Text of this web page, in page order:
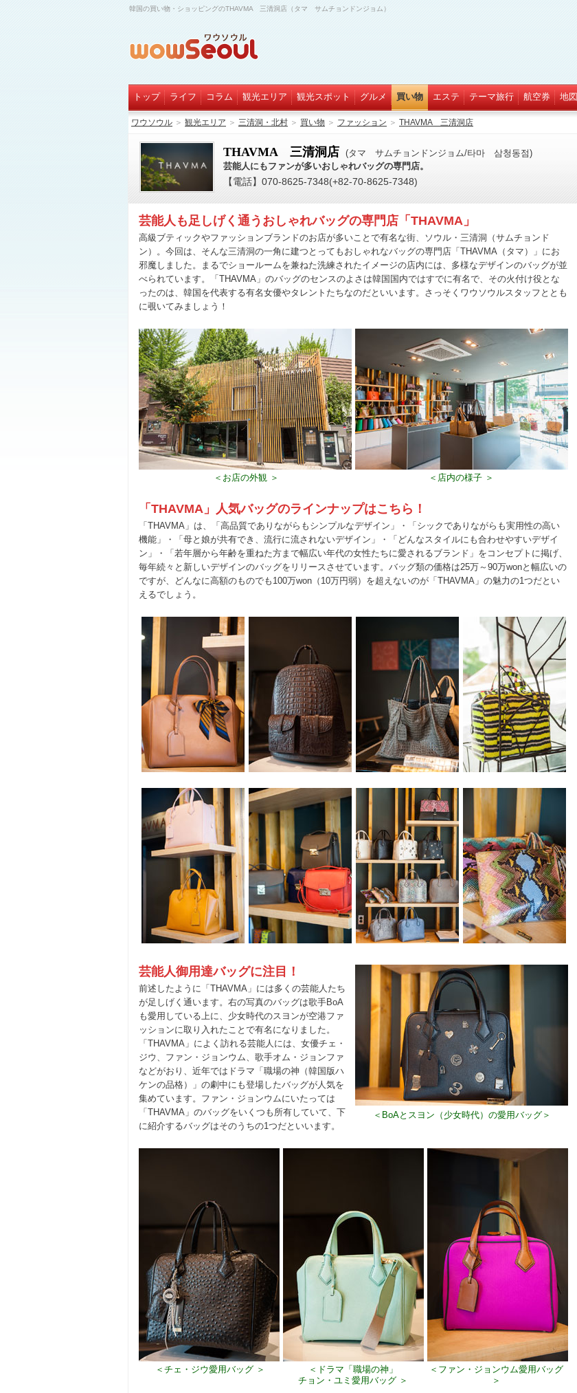
韓国の買い物・ショッピングのTHAVMA 三清洞店（タマ サムチョンドンジョム）
トップ ライフ コラム 観光エリア 観光スポット グルメ 買い物 エステ テーマ旅行 航空券 地図
ワウソウル ＞ 観光エリア ＞ 三清洞・北村 ＞ 買い物 ＞ ファッション ＞ THAVMA 三清洞店
THAVMA 三清洞店 (タマ サムチョンドンジョム/타마 삼청동점)
芸能人にもファンが多いおしゃれバッグの専門店。
【電話】070-8625-7348(+82-70-8625-7348)
芸能人も足しげく通うおしゃれバッグの専門店「THAVMA」
高級ブティックやファッションブランドのお店が多いことで有名な街、ソウル・三清洞（サムチョンド
ン）。今回は、そんな三清洞の一角に建つとってもおしゃれなバッグの専門店「THAVMA（タマ）」にお
邪魔しました。まるでショールームを兼ねた洗練されたイメージの店内には、多様なデザインのバッグが並
べられています。「THAVMA」のバッグのセンスのよさは韓国国内ではすでに有名で、その火付け役とな
ったのは、韓国を代表する有名女優やタレントたちなのだといいます。さっそくワウソウルスタッフととも
に覗いてみましょう！
＜お店の外観 ＞ ＜店内の様子 ＞
「THAVMA」人気バッグのラインナップはこちら！
「THAVMA」は、「高品質でありながらもシンプルなデザイン」・「シックでありながらも実用性の高い
機能」・「母と娘が共有でき、流行に流されないデザイン」・「どんなスタイルにも合わせやすいデザイ
ン」・「若年層から年齢を重ねた方まで幅広い年代の女性たちに愛されるブランド」をコンセプトに掲げ、
毎年続々と新しいデザインのバッグをリリースさせています。バッグ類の価格は25万～90万wonと幅広いの
ですが、どんなに高額のものでも100万won（10万円弱）を超えないのが「THAVMA」の魅力の1つだとい
えるでしょう。
＜BoAとスヨン（少女時代）の愛用バッグ＞
芸能人御用達バッグに注目！
前述したように「THAVMA」には多くの芸能人たち
が足しげく通います。右の写真のバッグは歌手BoA
も愛用している上に、少女時代のスヨンが空港ファ
ッションに取り入れたことで有名になりました。
「THAVMA」によく訪れる芸能人には、女優チェ・
ジウ、ファン・ジョンウム、歌手オム・ジョンファ
などがおり、近年ではドラマ「職場の神（韓国版ハ
ケンの品格）」の劇中にも登場したバッグが人気を
集めています。ファン・ジョンウムにいたっては
「THAVMA」のバッグをいくつも所有していて、下
に紹介するバッグはそのうちの1つだといいます。
＜チェ・ジウ愛用バッグ ＞
＜ドラマ「職場の神」
チョン・ユミ愛用バッグ ＞
＜ファン・ジョンウム愛用バッグ
＞